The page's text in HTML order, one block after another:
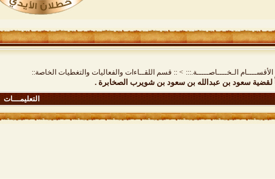
الـخــــاصـــــة.::: > :: قسم اللقــاءات والفعاليات والتغطيات الخاصة::
لقضية سعود بن عبدالله بن سعود بن شويرب الصخابرة .
التعليمـــات